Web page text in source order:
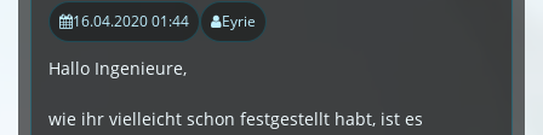
16.04.2020 01:44 Eyrie
Hallo Ingenieure,
wie ihr vielleicht schon festgestellt habt, ist es